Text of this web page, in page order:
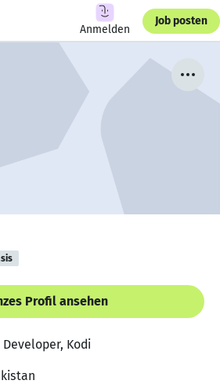
Anmelden
Job posten
Profil ansehen
Kodi